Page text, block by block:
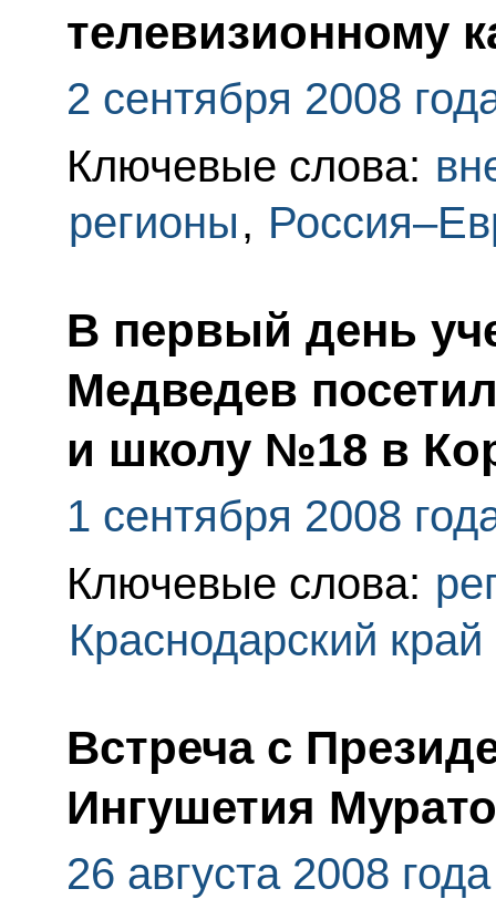
телевизионному
2 сентября 2008
Ключевые слова:
регионы,
В первый день
Медведев
и школу №18 в
1 сентября 2008
Ключевые слова:
Краснодарский край
Встреча с
Ингушетия
26 августа 2008 года